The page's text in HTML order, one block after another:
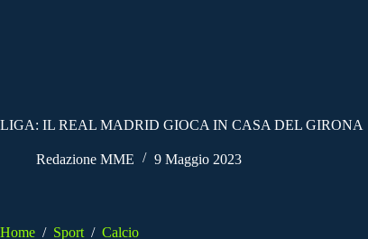
LIGA: IL REAL MADRID GIOCA IN CASA DEL GIRONA
Redazione MME 9 Maggio 2023
Home / Sport / Calcio